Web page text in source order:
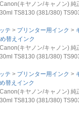
キヤノン/キャノン)
TS8130 (381/380)
テ
プリンター用インク
替えインク
キヤノン/キャノン)
TS8130 (381/380)
テ
プリンター用インク
替えインク
キヤノン/キャノン)
TS8130 (381/380)